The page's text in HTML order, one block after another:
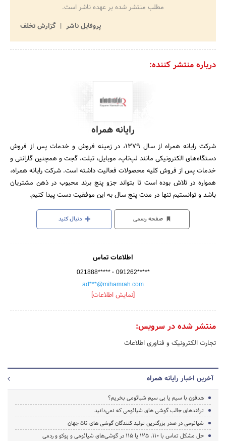
مطلب منتشر شده بر عهده ناشر است.
پروفایل ناشر
گزارش تخلف
درباره منتشر کننده:
رایانه همراه
شرکت رایانه همراه از سال ۱۳۷۹، در زمینه فروش و خدمات پس از فروش
دستگاه‌های الکترونیکی مانند لپ‌تاپ، موبایل، تبلت، گجت و همچنین گارانتی و
خدمات پس از فروش کلیه محصولات فعالیت داشته است. شرکت رایانه همراه،
همواره در تلاش بوده است تا بتواند جزو پنج برند محبوب در ذهن مشتریان
باشد و توانستیم تنها در مدت پنج سال به این موفقیت دست پیدا کنیم.
صفحه رسمی دنبال کنید
اطلاعات تماس
021888***** - 091262*****
ad***@mihamrah.com
[نمایش اطلاعات]
منتشر شده در سرویس:
تجارت الکترونیک و فناوری اطلاعات
آخرین اخبار رایانه همراه
هدفون با سیم یا بی سیم شیائومی بخریم؟
ترفندهای جالب گوشی های شیائومی که نمی‌دانید
شیائومی در صدر بزرگترین تولید کنندگان گوشی های 5G جهان
حل مشکل تماس با 110، 125 یا 115 در گوشی‌های شیائومی و پوکو و ردمی